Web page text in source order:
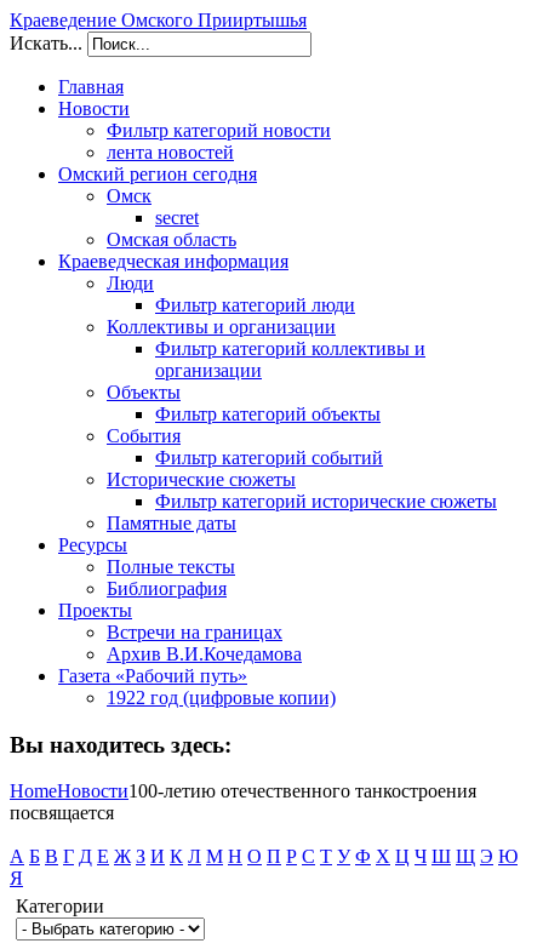
Краеведение Омского Прииртышья
Искать...
Главная
Новости
Фильтр категорий новости
лента новостей
Омский регион сегодня
Омск
secret
Омская область
Краеведческая информация
Люди
Фильтр категорий люди
Коллективы и организации
Фильтр категорий коллективы и
организации
Объекты
Фильтр категорий объекты
События
Фильтр категорий событий
Исторические сюжеты
Фильтр категорий исторические сюжеты
Памятные даты
Ресурсы
Полные тексты
Библиография
Проекты
Встречи на границах
Архив В.И.Кочедамова
Газета «Рабочий путь»
1922 год (цифровые копии)
Вы находитесь здесь:
HomeНовости100-летию отечественного танкостроения
посвящается
А Б В Г Д Е Ж З И К Л М Н О П Р С Т У Ф Х Ц Ч Ш Щ Э Ю
Я
Категории